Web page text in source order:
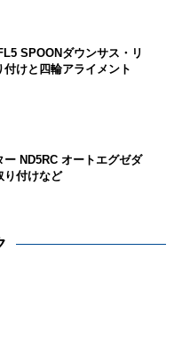
SPOONダウンサス・リ
付けと四輪アライメント
ー ND5RC オートエグゼダ
り付けなど